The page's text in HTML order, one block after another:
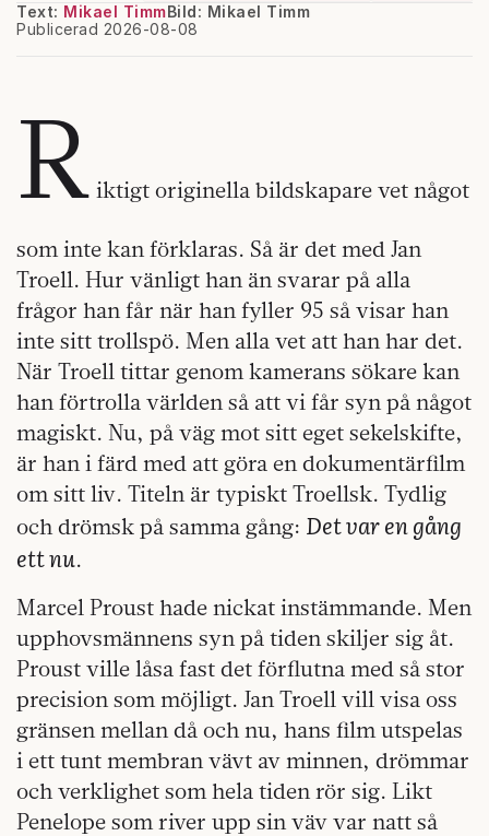
Text: Mikael Timm
Publicerad 2026-08-08
Bild: Mikael Timm
R iktigt originella bildskapare vet något
som inte kan förklaras. Så är det med Jan
Troell. Hur vänligt han än svarar på alla
frågor han får när han fyller 95 så visar han
inte sitt trollspö. Men alla vet att han har det.
När Troell tittar genom kamerans sökare kan
han förtrolla världen så att vi får syn på något
magiskt. Nu, på väg mot sitt eget sekelskifte,
är han i färd med att göra en dokumentärfilm
om sitt liv. Titeln är typiskt Troellsk. Tydlig
och drömsk på samma gång: Det var en gång
ett nu.
Marcel Proust hade nickat instämmande. Men
upphovsmännens syn på tiden skiljer sig åt.
Proust ville låsa fast det förflutna med så stor
precision som möjligt. Jan Troell vill visa oss
gränsen mellan då och nu, hans film utspelas
i ett tunt membran vävt av minnen, drömmar
och verklighet som hela tiden rör sig. Likt
Penelope som river upp sin väv var natt så